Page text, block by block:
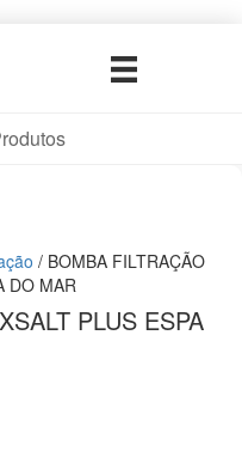
/ BOMBA FILTRAÇÃO
DO MAR
PLUS ESPA